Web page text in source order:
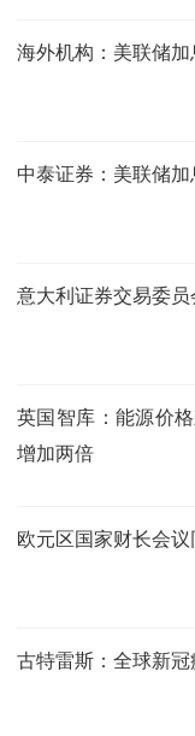
海外机构：美联储
中泰证券：美联储
意大利证券交易委
英国智库：能源价
增加两倍
欧元区国家财长会
古特雷斯：全球新冠